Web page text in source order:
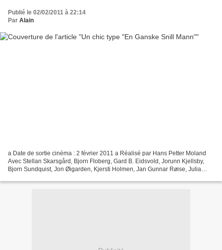
Publié le 02/02/2011 à 22:14
Par Alain
a Date de sortie cinéma : 2 février 2011 a Réalisé par Hans Petter Moland
Avec Stellan Skarsgård, Bjorn Floberg, Gard B. Eidsvold, Jorunn Kjellsby,
Bjorn Sundquist, Jon Øigarden, Kjersti Holmen, Jan Gunnar Røise, Julia